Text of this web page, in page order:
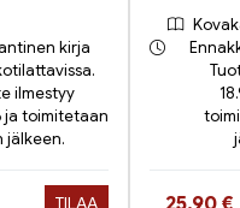
kirja
ilmestyy
ja toimitetaan
jälkeen.
TILAA Hinta nyt